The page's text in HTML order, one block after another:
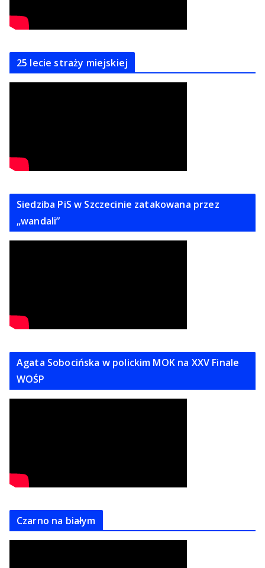
25 lecie straży miejskiej
Siedziba PiS w Szczecinie zatakowana przez
„wandali”
Agata Sobocińska w polickim MOK na XXV Finale
WOŚP
Czarno na białym